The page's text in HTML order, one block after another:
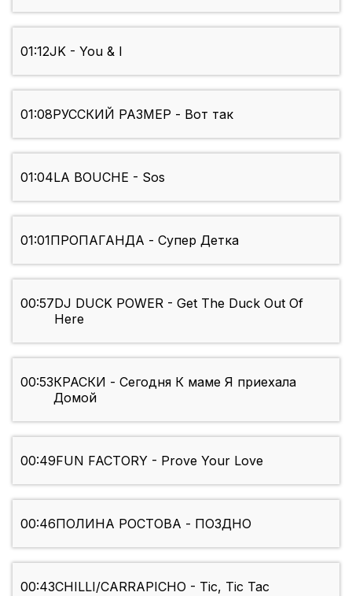
01:12JK - You & I
01:08РУССКИЙ РАЗМЕР - Вот так
01:04LA BOUCHE - Sos
01:01ПРОПАГАНДА - Супер Детка
00:57DJ DUCK POWER - Get The Duck Out Of
Here
00:53КРАСКИ - Сегодня К маме Я приехала
Домой
00:49FUN FACTORY - Prove Your Love
00:46ПОЛИНА РОСТОВА - ПОЗДНО
00:43CHILLI/CARRAPICHO - Tic, Tic Tac